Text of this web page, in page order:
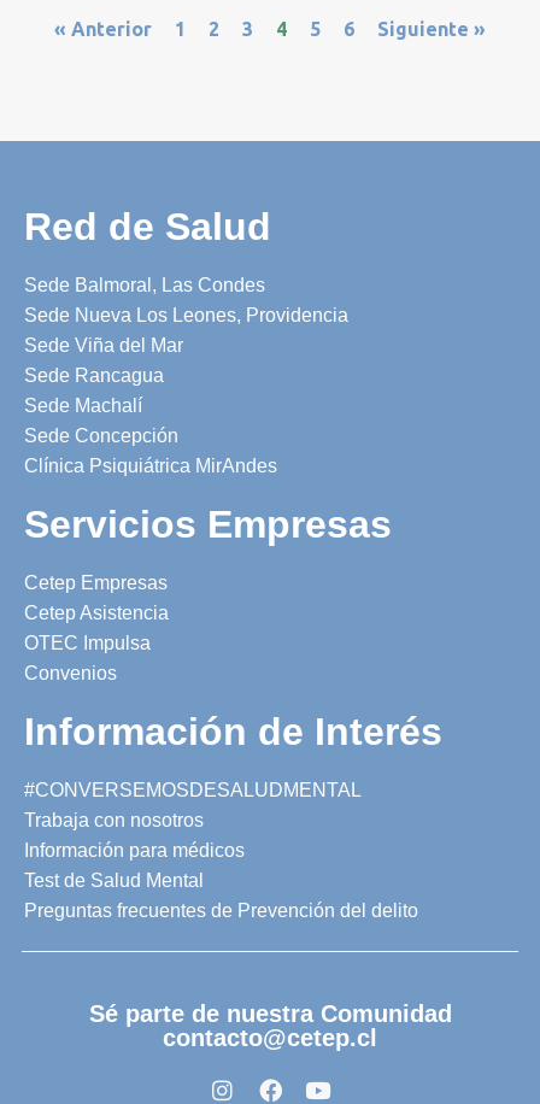
« Anterior 1 2 3 4 5 6 Siguiente »
Red de Salud
Sede Balmoral, Las Condes
Sede Nueva Los Leones, Providencia
Sede Viña del Mar
Sede Rancagua
Sede Machalí
Sede Concepción
Clínica Psiquiátrica MirAndes
Servicios Empresas
Cetep Empresas
Cetep Asistencia
OTEC Impulsa
Convenios
Información de Interés
#CONVERSEMOSDESALUDMENTAL
Trabaja con nosotros
Información para médicos
Test de Salud Mental
Preguntas frecuentes de Prevención del delito
Sé parte de nuestra Comunidad
contacto@cetep.cl